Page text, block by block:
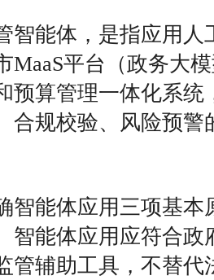
智能体，是指应用人
MaaS平台（政务大
预算管理一体化系统
合规校验、风险预警
智能体应用三项基
智能体应用应符合政
管辅助工具，不替代